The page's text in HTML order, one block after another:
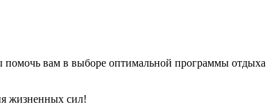
вам в выборе оптимальной программы отдыха
жизненных сил!